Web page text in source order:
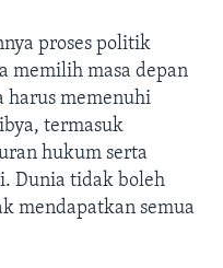
proses politik
memilih masa depan
harus memenuhi
termasuk
hukum serta
Dunia tidak boleh
mendapatkan semua